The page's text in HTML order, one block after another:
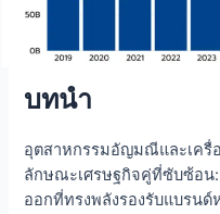
บทนำ
อุตสาหกรรมอัญมณีและเครื่
ลักษณะเศรษฐกิจคู่ที่ซับซ้อน:
ออกที่ทรงพลังรองรับแบรนด์